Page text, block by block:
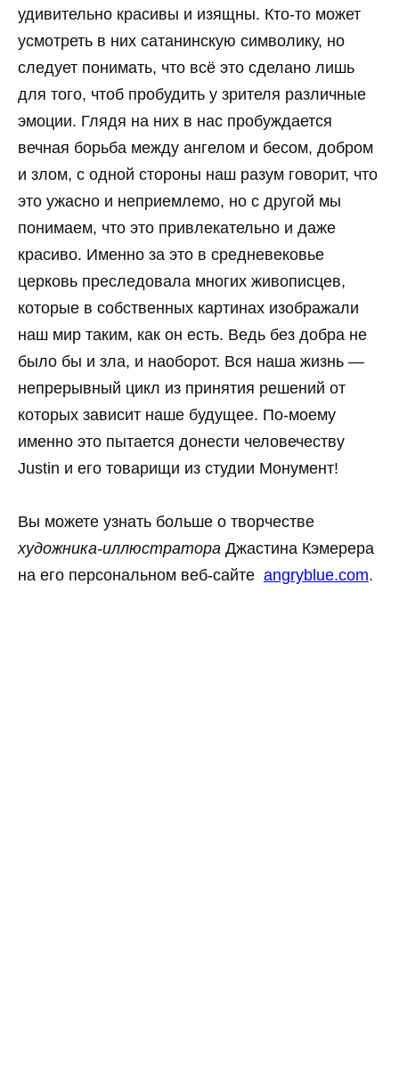
удивительно красивы и изящны. Кто-то может
усмотреть в них сатанинскую символику, но
следует понимать, что всё это сделано лишь
для того, чтоб пробудить у зрителя различные
эмоции. Глядя на них в нас пробуждается
вечная борьба между ангелом и бесом, добром
и злом, с одной стороны наш разум говорит, что
это ужасно и неприемлемо, но с другой мы
понимаем, что это привлекательно и даже
красиво. Именно за это в средневековье
церковь преследовала многих живописцев,
которые в собственных картинах изображали
наш мир таким, как он есть. Ведь без добра не
было бы и зла, и наоборот. Вся наша жизнь —
непрерывный цикл из принятия решений от
которых зависит наше будущее. По-моему
именно это пытается донести человечеству
Justin и его товарищи из студии Монумент!
Вы можете узнать больше о творчестве
художника-иллюстратора Джастина Кэмерера
на его персональном веб-сайте angryblue.com.